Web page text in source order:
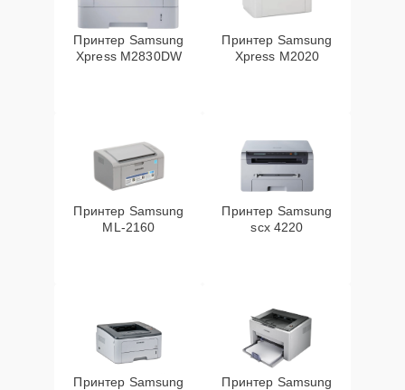
Принтер Samsung
Xpress M2830DW
Принтер Samsung
Xpress M2020
Принтер Samsung
ML-2160
Принтер Samsung
scx 4220
Принтер Samsung
Принтер Samsung